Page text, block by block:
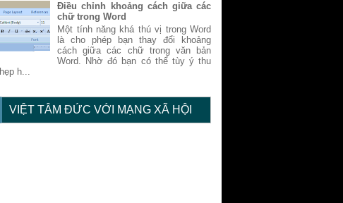
Điều chỉnh khoảng cách giữa các
chữ trong Word
Một tính năng khá thú vị trong Word
là cho phép bạn thay đổi khoảng
cách giữa các chữ trong văn bản
Word. Nhờ đó bạn có thể tùy ý thu
hẹp h...
VIỆT TÂM ĐỨC VỚI MẠNG XÃ HỘI